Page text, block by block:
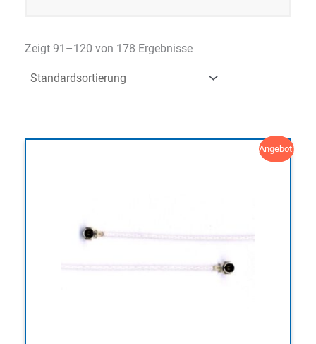
Zeigt 91–120 von 178 Ergebnisse
Angebot!